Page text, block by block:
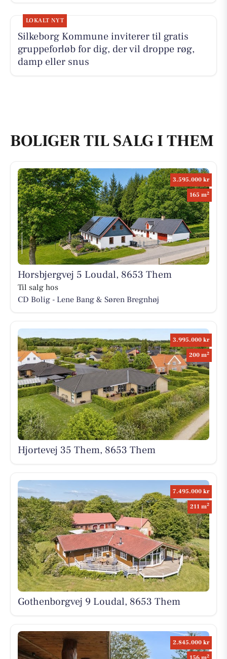
LOKALT NYT
Silkeborg Kommune inviterer til gratis
gruppeforløb for dig, der vil droppe røg,
damp eller snus
BOLIGER TIL SALG I THEM
3.595.000 kr
165 m2
Horsbjergvej 5 Loudal, 8653 Them
Til salg hos
CD Bolig - Lene Bang & Søren Bregnhøj
3.995.000 kr
200 m2
Hjortevej 35 Them, 8653 Them
7.495.000 kr
211 m2
Gothenborgvej 9 Loudal, 8653 Them
2.845.000 kr
2